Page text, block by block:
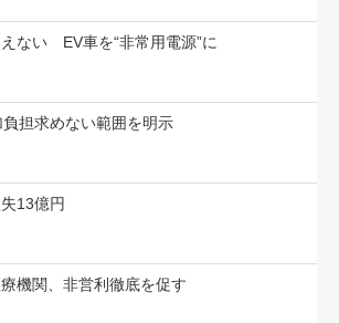
ない EV車を“非常用電源”に
担求めない範囲を明示
13億円
機関、非営利徹底を促す